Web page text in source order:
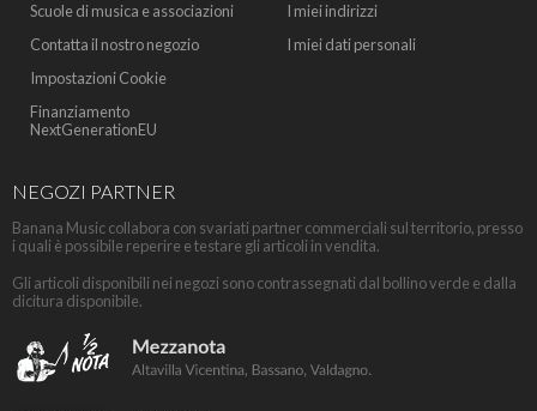
Scuole di musica e associazioni
Contatta il nostro negozio
Impostazioni Cookie
Finanziamento
NextGenerationEU
I miei indirizzi
I miei dati personali
NEGOZI PARTNER
Banana Music collabora con svariati partner commerciali sul territorio, presso
i quali è possibile reperire e testare gli articoli in vendita.
Gli articoli disponibili nei negozi sono contrassegnati dal bollino verde e dalla
dicitura disponibile.